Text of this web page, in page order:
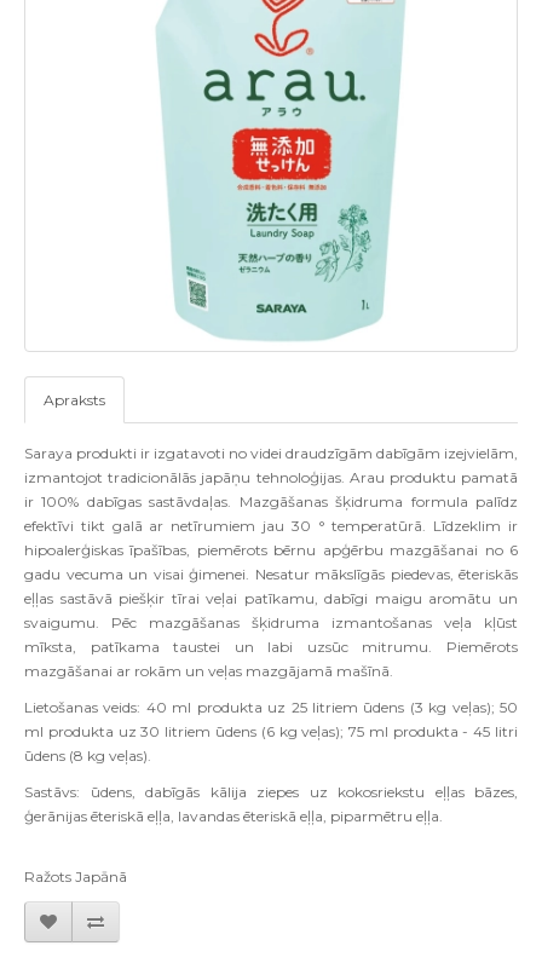
Apraksts
Saraya produkti ir izgatavoti no videi draudzīgām dabīgām izejvielām,
izmantojot tradicionālās japāņu tehnoloģijas. Arau produktu pamatā
ir 100% dabīgas sastāvdaļas. Mazgāšanas šķidruma formula palīdz
efektīvi tikt galā ar netīrumiem jau 30 ° temperatūrā. Līdzeklim ir
hipoalerģiskas īpašības, piemērots bērnu apģērbu mazgāšanai no 6
gadu vecuma un visai ģimenei. Nesatur mākslīgās piedevas, ēteriskās
eļļas sastāvā piešķir tīrai veļai patīkamu, dabīgi maigu aromātu un
svaigumu. Pēc mazgāšanas šķidruma izmantošanas veļa kļūst
mīksta, patīkama taustei un labi uzsūc mitrumu. Piemērots
mazgāšanai ar rokām un veļas mazgājamā mašīnā.
Lietošanas veids: 40 ml produkta uz 25 litriem ūdens (3 kg veļas); 50
ml produkta uz 30 litriem ūdens (6 kg veļas); 75 ml produkta - 45 litri
ūdens (8 kg veļas).
Sastāvs: ūdens, dabīgās kālija ziepes uz kokosriekstu eļļas bāzes,
ģerānijas ēteriskā eļļa, lavandas ēteriskā eļļa, piparmētru eļļa.
Ražots Japānā